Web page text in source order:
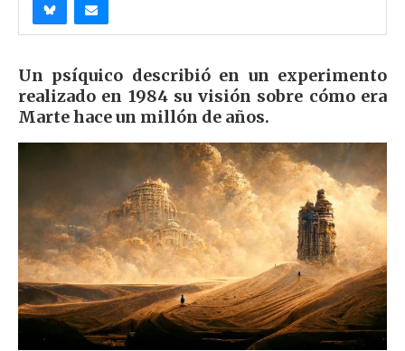
Un psíquico describió en un experimento
realizado en 1984 su visión sobre cómo era
Marte hace un millón de años.